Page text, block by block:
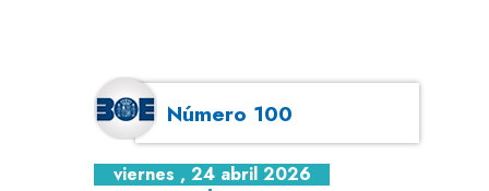
Número 100
viernes , 24 abril 2026